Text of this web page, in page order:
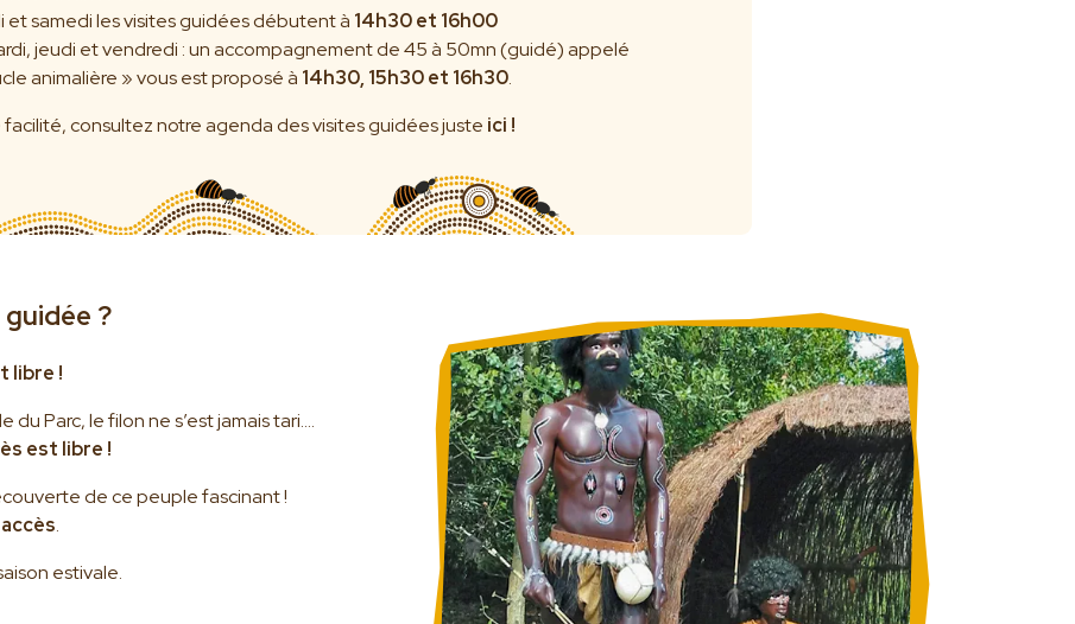
et samedi les visites guidées débutent à 14h30 et 16h00
jeudi et vendredi : un accompagnement de 45 à 50mn (guidé) appelé
animalière » vous est proposé à 14h30, 15h30 et 16h30.
facilité, consultez notre agenda des visites guidées juste ici !
?
libre !
Parc, le filon ne s’est jamais tari….
est libre !
de ce peuple fascinant !
.
estivale.